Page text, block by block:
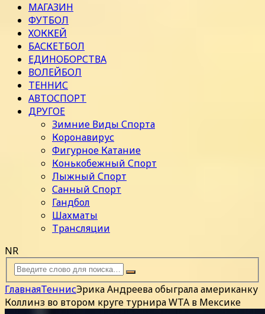
МАГАЗИН
ФУТБОЛ
ХОККЕЙ
БАСКЕТБОЛ
ЕДИНОБОРСТВА
ВОЛЕЙБОЛ
ТЕННИС
АВТОСПОРТ
ДРУГОЕ
Зимние Виды Спорта
Коронавирус
Фигурное Катание
Конькобежный Спорт
Лыжный Спорт
Санный Спорт
Гандбол
Шахматы
Трансляции
NR
ГлавнаяТеннисЭрика Андреева обыграла американку
Коллинз во втором круге турнира WTA в Мексике